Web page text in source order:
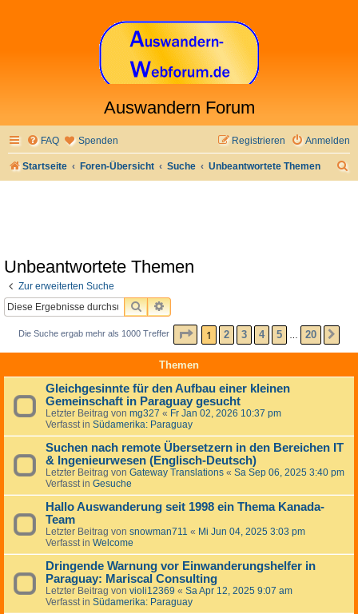
Auswandern Forum
FAQ Spenden Anmelden
Registrieren
Startseite Foren-Übersicht Suche Unbeantwortete Themen
Unbeantwortete Themen
Zur erweiterten Suche
SUCHEERWEITERTE SUCHE
Die Suche ergab mehr als 1000 Treffer SEITE1 VON20
1 2 3 4 5 20
Themen
Gleichgesinnte für den Aufbau einer kleinen
Gemeinschaft in Paraguay gesucht
Letzter Beitrag von mg327 « Fr Jan 02, 2026 10:37 pm
Verfasst in Südamerika: Paraguay
Suchen nach remote Übersetzern in den Bereichen IT
& Ingenieurwesen (Englisch-Deutsch)
Letzter Beitrag von Gateway Translations « Sa Sep 06, 2025 3:40 pm
Verfasst in Gesuche
Hallo Auswanderung seit 1998 ein Thema Kanada-
Team
Letzter Beitrag von snowman711 « Mi Jun 04, 2025 3:03 pm
Verfasst in Welcome
Dringende Warnung vor Einwanderungshelfer in
Paraguay: Mariscal Consulting
Letzter Beitrag von violi12369 « Sa Apr 12, 2025 9:07 am
Verfasst in Südamerika: Paraguay